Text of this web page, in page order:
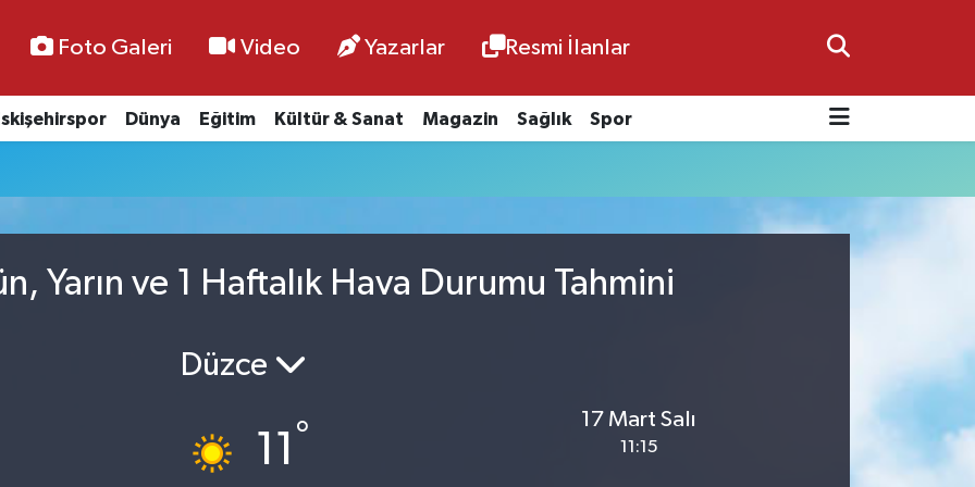
Foto Galeri Video Yazarlar Resmi İlanlar
Dünya Eğitim Kültür & Sanat Magazin Sağlık Spor
Yarın ve 1 Haftalık Hava Durumu Tahmini
Düzce
11 °
17 Mart Salı
11:15